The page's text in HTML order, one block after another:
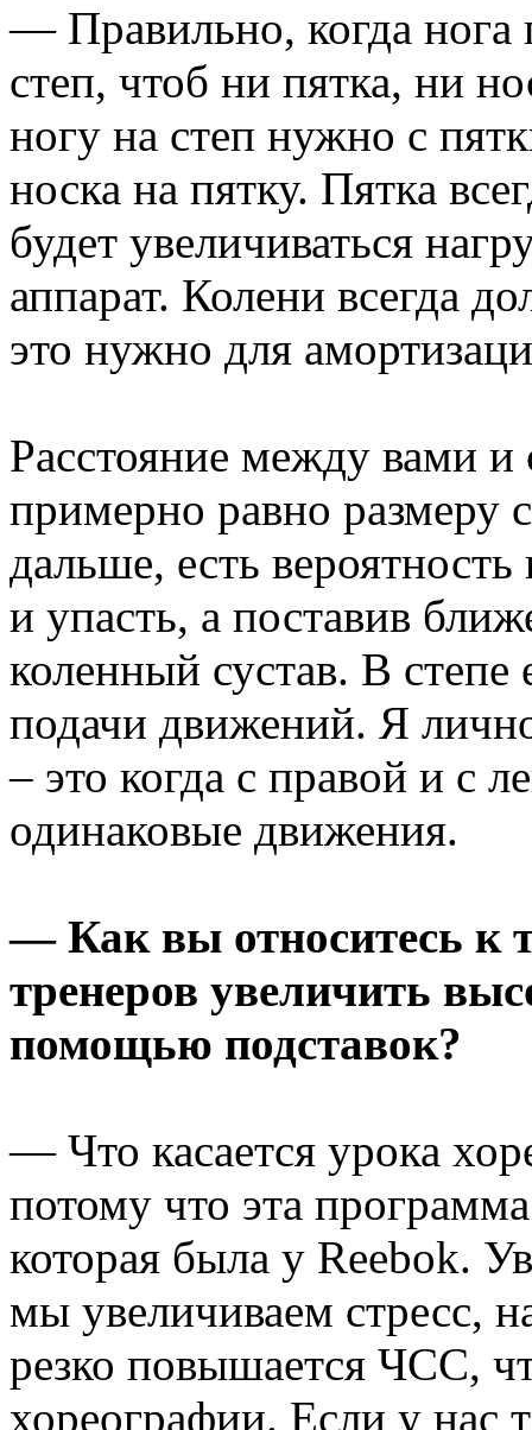
— Правильно, когда нога
степ, чтоб ни пятка, ни
ногу на степ нужно с
носка на пятку. Пятка
будет увеличиваться
аппарат. Колени всегда
это нужно для
Расстояние между вами
примерно равно размеру
дальше, есть вероятность
и упасть, а поставив
коленный сустав. В
подачи движений. Я
– это когда с правой и с
одинаковые движения.
— Как вы относитесь к
тренеров увеличить
помощью подставок?
— Что касается урока
потому что эта
которая была у Reebok.
мы увеличиваем стресс,
резко повышается ЧСС,
хореографии. Если у нас